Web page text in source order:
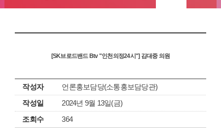
[SK브로드밴드 Btv "인천의정24시"] 김대중 의원
작성자
언론홍보담당(소통홍보담당관)
작성일
2024년 9월 13일(금)
조회수
364